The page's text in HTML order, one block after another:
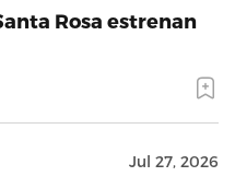
Rosa estrenan
Jul 27, 2026